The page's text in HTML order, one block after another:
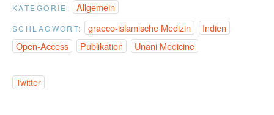
KATEGORIE: Allgemein
SCHLAGWORT: graeco-islamische Medizin
Indien
Open-Access
Publikation Unani Medicine
Twitter